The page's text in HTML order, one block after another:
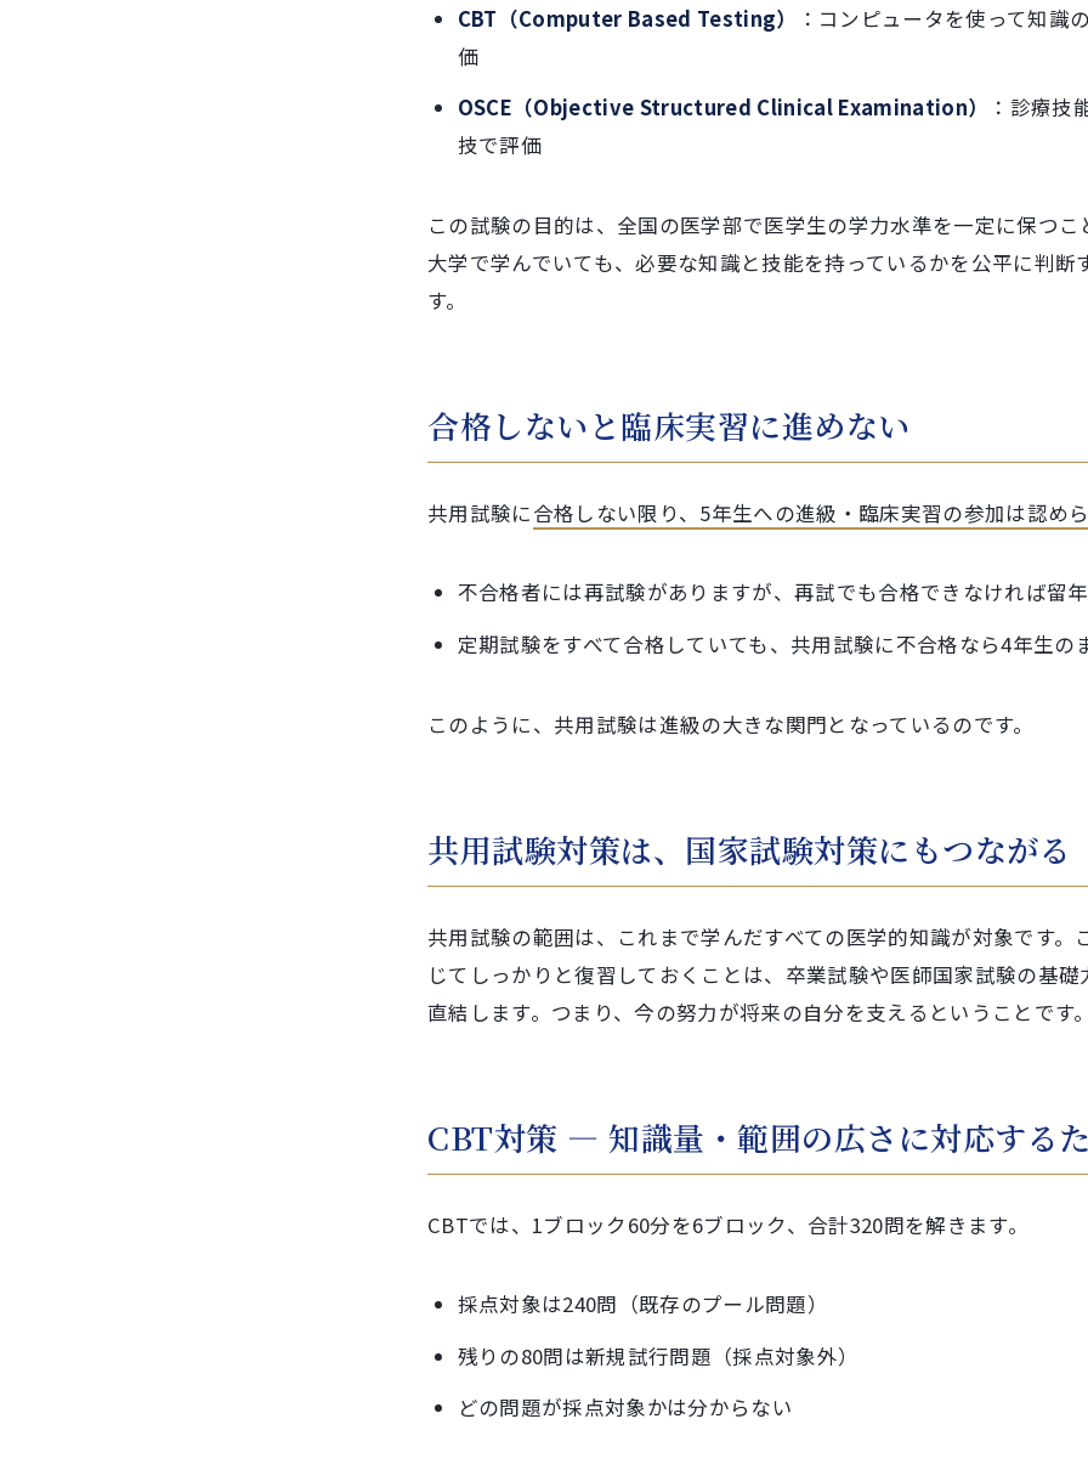
CBT（Computer Based Testing）
：コンピュータを使って知識
価
OSCE（Objective Structured Clinical Examination）
：診療技
技で評価
この試験の目的は、全国の医学部で医学生の学力水準を一定に保つこ
大学で学んでいても、必要な知識と技能を持っているかを公平に判断
す。
合格しないと臨床実習に進めない
共用試験に合格しない限り、5年生への進級・臨床実習の参加は認め
不合格者には再試験がありますが、再試でも合格できなければ留年
定期試験をすべて合格していても、共用試験に不合格なら4年生の
このように、共用試験は進級の大きな関門となっているのです。
共用試験対策は、国家試験対策にもつながる
共用試験の範囲は、これまで学んだすべての医学的知識が対象です。
じてしっかりと復習しておくことは、卒業試験や医師国家試験の基礎
直結します。つまり、今の努力が将来の自分を支えるということです。
CBT対策 ― 知識量・範囲の広さに対応する
CBTでは、1ブロック60分を6ブロック、合計320問を解きます。
採点対象は240問（既存のプール問題）
残りの80問は新規試行問題（採点対象外）
どの問題が採点対象かは分からない